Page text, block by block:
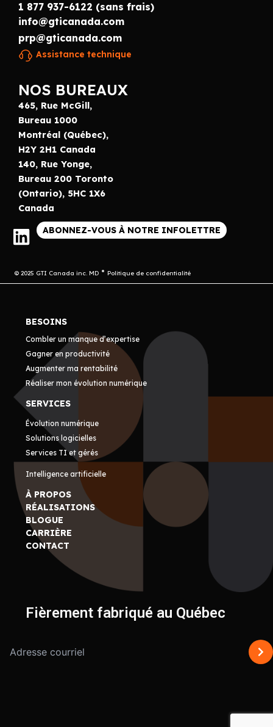
1 877 937-6122 (sans frais)
info@gticanada.com
prp@gticanada.com
Assistance technique
NOS BUREAUX
465, Rue McGill,
Bureau 1000
Montréal (Québec),
H2Y 2H1 Canada
140, Rue Yonge,
Bureau 200 Toronto
(Ontario), 5HC 1X6
Canada
ABONNEZ-VOUS À NOTRE INFOLETTRE
© 2025 GTI Canada inc. MD Politique de confidentialité
BESOINS
Combler un manque d’expertise
Gagner en productivité
Augmenter ma rentabilité
Réaliser mon évolution numérique
SERVICES
Évolution numérique
Solutions logicielles
Services TI et gérés
Intelligence artificielle
À PROPOS
RÉALISATIONS
BLOGUE
CARRIÈRE
CONTACT
Fièrement fabriqué au Québec